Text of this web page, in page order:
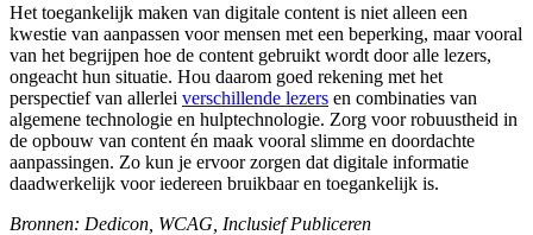
Het toegankelijk maken van digitale content is niet alleen een
kwestie van aanpassen voor mensen met een beperking, maar vooral
van het begrijpen hoe de content gebruikt wordt door alle lezers,
ongeacht hun situatie. Hou daarom goed rekening met het
perspectief van allerlei verschillende lezers en combinaties van
algemene technologie en hulptechnologie. Zorg voor robuustheid in
de opbouw van content én maak vooral slimme en doordachte
aanpassingen. Zo kun je ervoor zorgen dat digitale informatie
daadwerkelijk voor iedereen bruikbaar en toegankelijk is.
Bronnen: Dedicon, WCAG, Inclusief Publiceren